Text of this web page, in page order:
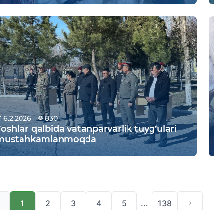
tadbir tashkil etildi.
6.2.2026 830
qalbida vatanparvarlik tuyg‘ulari
1 2 3 4 5 ... 138